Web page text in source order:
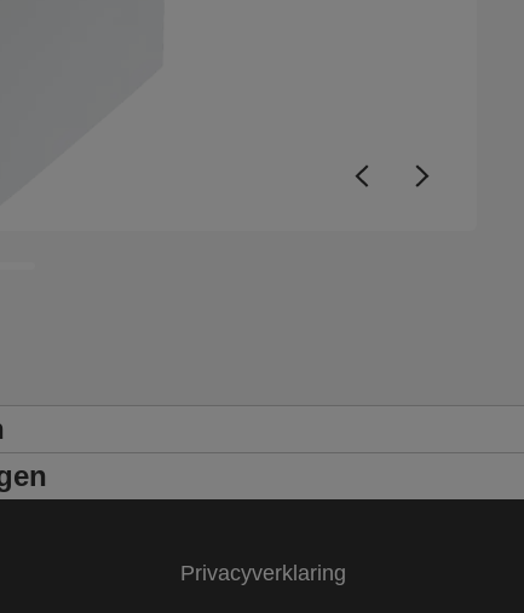
Privacyverklaring